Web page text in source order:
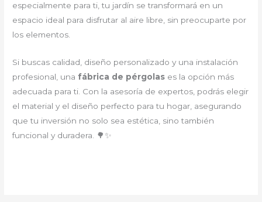
especialmente para ti, tu jardín se transformará en un
espacio ideal para disfrutar al aire libre, sin preocuparte por
los elementos.
Si buscas calidad, diseño personalizado y una instalación
profesional, una fábrica de pérgolas es la opción más
adecuada para ti. Con la asesoría de expertos, podrás elegir
el material y el diseño perfecto para tu hogar, asegurando
que tu inversión no solo sea estética, sino también
funcional y duradera. 🌳✨